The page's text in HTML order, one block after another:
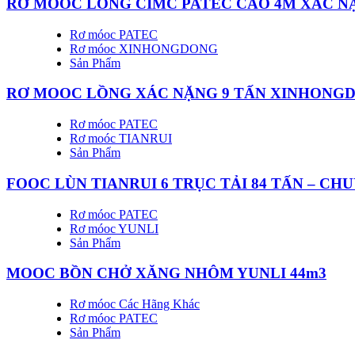
RƠ MOOC LỒNG CIMC PATEC CAO 4M XÁC
Rơ móoc PATEC
Rơ móoc XINHONGDONG
Sản Phẩm
RƠ MOOC LỒNG XÁC NẶNG 9 TẤN
Rơ móoc PATEC
Rơ moóc TIANRUI
Sản Phẩm
FOOC LÙN TIANRUI 6 TRỤC TẢI 84 TẤN –
Rơ móoc PATEC
Rơ móoc YUNLI
Sản Phẩm
MOOC BỒN CHỞ XĂNG NHÔM YUNLI 44m3
Rơ móoc Các Hãng Khác
Rơ móoc PATEC
Sản Phẩm